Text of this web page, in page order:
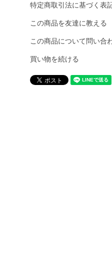
特定商取引法に基づく表
この商品を友達に教える
この商品について問い合
買い物を続ける